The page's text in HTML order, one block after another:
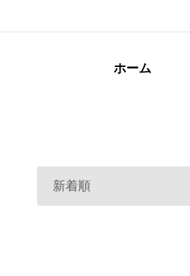
ホーム
新着順